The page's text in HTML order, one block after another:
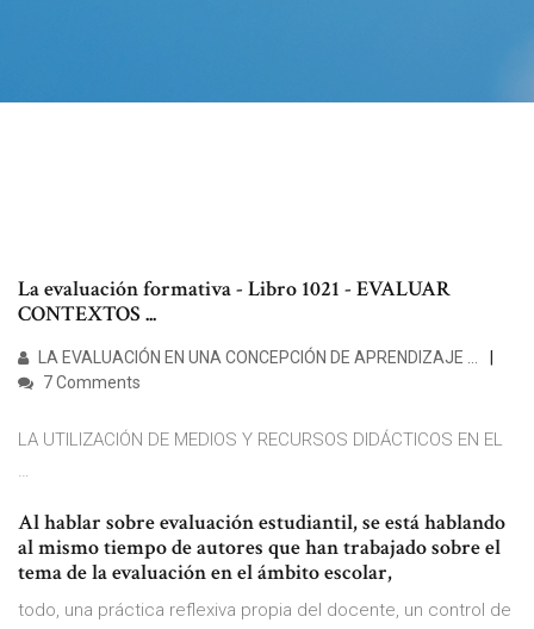
La evaluación formativa - Libro 1021 - EVALUAR
CONTEXTOS ...
LA EVALUACIÓN EN UNA CONCEPCIÓN DE APRENDIZAJE …
7 Comments
LA UTILIZACIÓN DE MEDIOS Y RECURSOS DIDÁCTICOS EN EL
…
Al hablar sobre evaluación estudiantil, se está hablando
al mismo tiempo de autores que han trabajado sobre el
tema de la evaluación en el ámbito escolar,
todo, una práctica reflexiva propia del docente, un control de